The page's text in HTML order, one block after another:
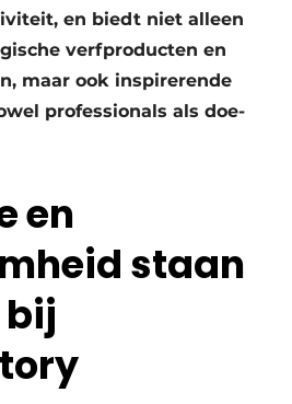
en biedt niet alleen
verfproducten en
maar ook inspirerende
professionals als doe-
en
staan